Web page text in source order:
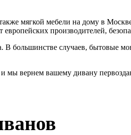
мягкой мебели на дому в
производителей,
В большинстве случаев, бытовые
мы вернем вашему дивану